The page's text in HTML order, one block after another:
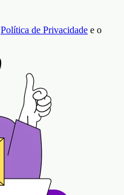
Política de Privacidade e o